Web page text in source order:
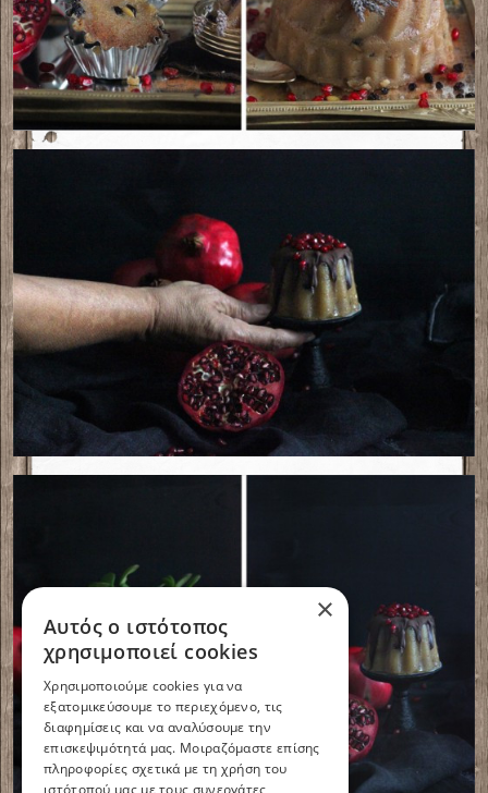
×
Αυτός ο ιστότοπος
χρησιμοποιεί cookies
Χρησιμοποιούμε cookies για να
εξατομικεύσουμε το περιεχόμενο, τις
διαφημίσεις και να αναλύσουμε την
επισκεψιμότητά μας. Μοιραζόμαστε επίσης
πληροφορίες σχετικά με τη χρήση του
ιστότοπού μας με τους συνεργάτες